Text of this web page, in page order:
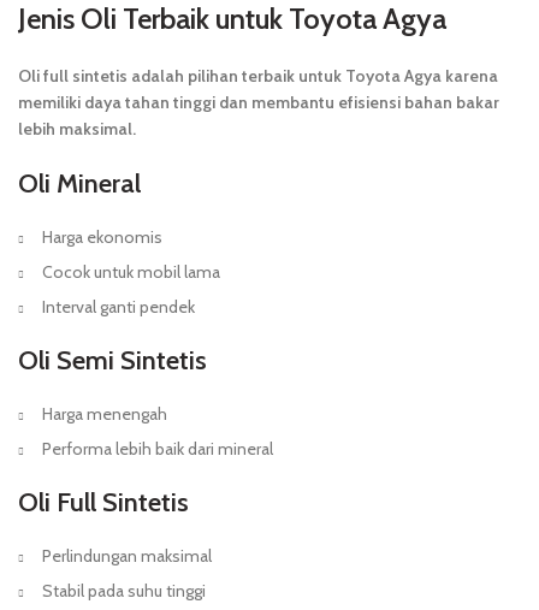
Jenis Oli Terbaik untuk Toyota Agya
Oli full sintetis adalah pilihan terbaik untuk Toyota Agya karena
memiliki daya tahan tinggi dan membantu efisiensi bahan bakar
lebih maksimal.
Oli Mineral
Harga ekonomis
Cocok untuk mobil lama
Interval ganti pendek
Oli Semi Sintetis
Harga menengah
Performa lebih baik dari mineral
Oli Full Sintetis
Perlindungan maksimal
Stabil pada suhu tinggi